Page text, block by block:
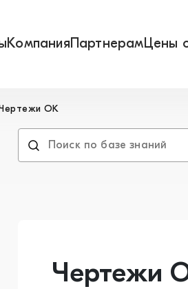
КомпанияПартнерамЦены
ОК
Чертежи